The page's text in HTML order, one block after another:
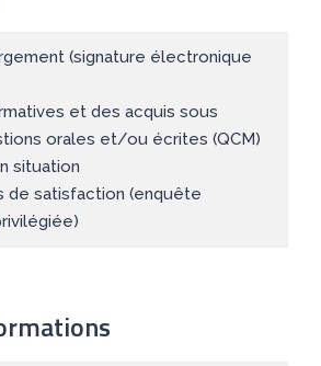
(signature électronique
et des acquis sous
orales et/ou écrites (QCM)
situation
de satisfaction (enquête